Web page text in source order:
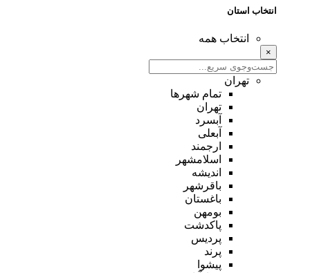
انتخاب استان
انتخاب همه
×
تهران
تمام شهر‌ها
تهران
آبسرد
آبعلی
ارجمند
اسلامشهر
اندیشه
باقرشهر
باغستان
بومهن
پاکدشت
پردیس
پرند
پیشوا